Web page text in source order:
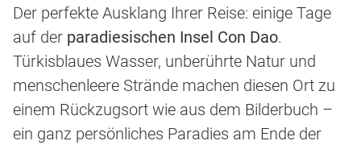
Der perfekte Ausklang Ihrer Reise: einige Tage
auf der paradiesischen Insel Con Dao.
Türkisblaues Wasser, unberührte Natur und
menschenleere Strände machen diesen Ort zu
einem Rückzugsort wie aus dem Bilderbuch –
ein ganz persönliches Paradies am Ende der